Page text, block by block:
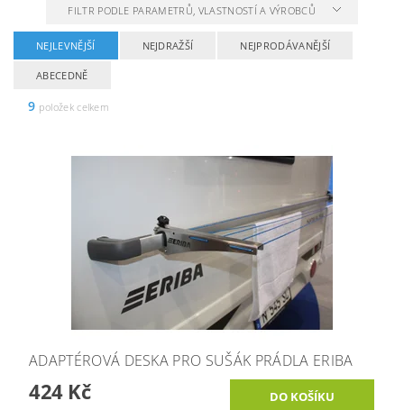
FILTR PODLE PARAMETRŮ, VLASTNOSTÍ A VÝROBCŮ
NEJLEVNĚJŠÍ NEJDRAŽŠÍ NEJPRODÁVANĚJŠÍ
ABECEDNĚ
9 položek celkem
ADAPTÉROVÁ DESKA PRO SUŠÁK PRÁDLA ERIBA
424 Kč